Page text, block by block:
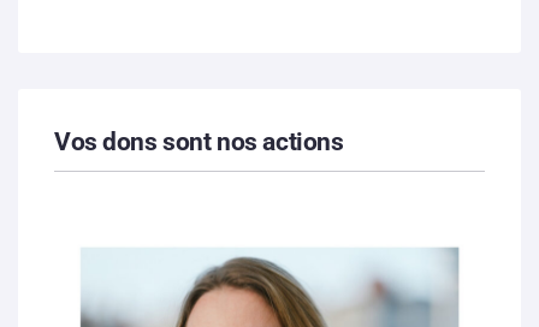
Vos dons sont nos actions